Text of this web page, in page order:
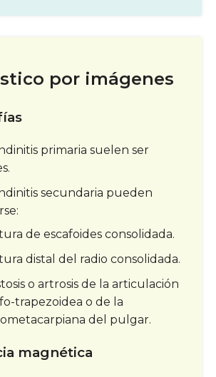
por imágenes
primaria suelen ser
secundaria pueden
de escafoides consolidada.
distal del radio consolidada.
o artrosis de la articulación
trapezoidea o de la
del pulgar.
magnética